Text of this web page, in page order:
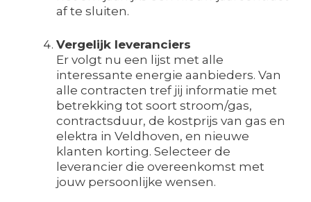
af te sluiten.
Vergelijk leveranciers
Er volgt nu een lijst met alle
interessante energie aanbieders. Van
alle contracten tref jij informatie met
betrekking tot soort stroom/gas,
contractsduur, de kostprijs van gas en
elektra in Veldhoven, en nieuwe
klanten korting. Selecteer de
leverancier die overeenkomst met
jouw persoonlijke wensen.